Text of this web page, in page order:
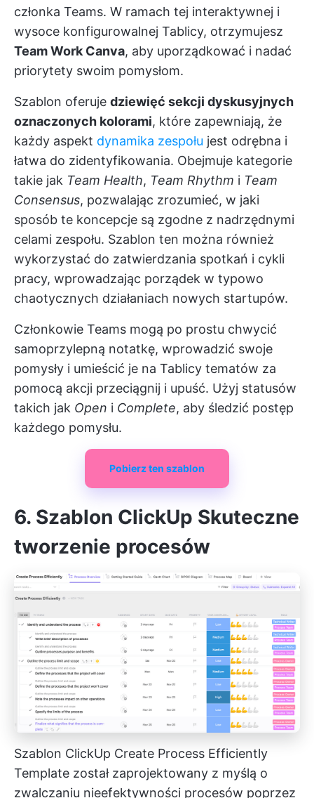
członka Teams. W ramach tej interaktywnej i
wysoce konfigurowalnej Tablicy, otrzymujesz
Team Work Canva, aby uporządkować i nadać
priorytety swoim pomysłom.
Szablon oferuje dziewięć sekcji dyskusyjnych
oznaczonych kolorami, które zapewniają, że
każdy aspekt dynamika zespołu jest odrębna i
łatwa do zidentyfikowania. Obejmuje kategorie
takie jak Team Health, Team Rhythm i Team
Consensus, pozwalając zrozumieć, w jaki
sposób te koncepcje są zgodne z nadrzędnymi
celami zespołu. Szablon ten można również
wykorzystać do zatwierdzania spotkań i cykli
pracy, wprowadzając porządek w typowo
chaotycznych działaniach nowych startupów.
Członkowie Teams mogą po prostu chwycić
samoprzylepną notatkę, wprowadzić swoje
pomysły i umieścić je na Tablicy tematów za
pomocą akcji przeciągnij i upuść. Użyj statusów
takich jak Open i Complete, aby śledzić postęp
każdego pomysłu.
Pobierz ten szablon
6. Szablon ClickUp Skuteczne
tworzenie procesów
Szablon ClickUp Create Process Efficiently
Template został zaprojektowany z myślą o
zwalczaniu nieefektywności procesów poprzez